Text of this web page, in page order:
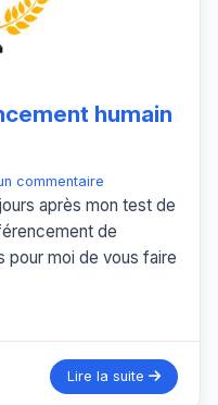
humain
commentaire
après mon test de
de
pour moi de vous faire
Lire la suite